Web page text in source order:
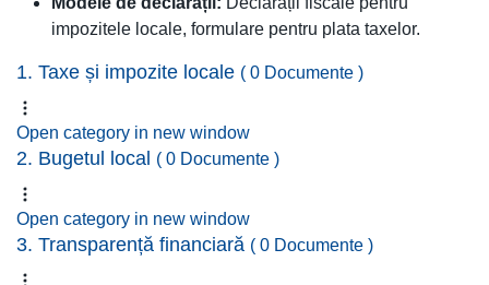
impozitele locale, formulare pentru plata taxelor.
1. Taxe și impozite locale ( 0 Documente )
Open category in new window
2. Bugetul local ( 0 Documente )
Open category in new window
3. Transparență financiară ( 0 Documente )